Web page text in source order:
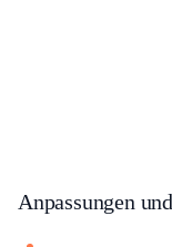
Anpassungen